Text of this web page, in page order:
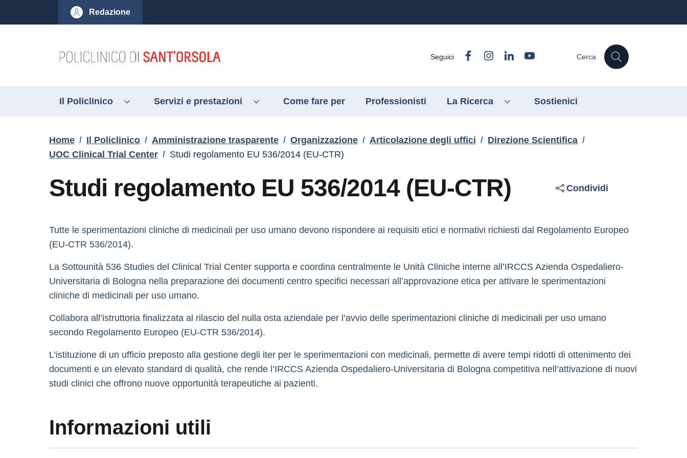
al contenuto principale
to footer content
Redazione
Seguici FacebookInstagram
Linkedin Cerca
Il Policlinico Servizi e prestazioni Come fare per Professionisti La Ricerca Sostienici
Briciole di pane
Home / Il Policlinico / Amministrazione trasparente / Organizzazione / Articolazione degli uffici / Direzione Scientifica /
UOC Clinical Trial Center / Studi regolamento EU 536/2014 (EU-CTR)
Studi regolamento EU 536/2014 (EU-CTR) Condividi
Descrizione
Tutte le sperimentazioni cliniche di medicinali per uso umano devono rispondere ai requisiti etici e normativi richiesti dal Regolamento Europeo
(EU-CTR 536/2014).
La Sottounità 536 Studies del Clinical Trial Center supporta e coordina centralmente le Unità Cliniche interne all’IRCCS Azienda Ospedaliero-
Universitaria di Bologna nella preparazione dei documenti centro specifici necessari all’approvazione etica per attivare le sperimentazioni
cliniche di medicinali per uso umano.
Collabora all’istruttoria finalizzata al rilascio del nulla osta aziendale per l’avvio delle sperimentazioni cliniche di medicinali per uso umano
secondo Regolamento Europeo (EU-CTR 536/2014).
L’istituzione di un ufficio preposto alla gestione degli iter per le sperimentazioni con medicinali, permette di avere tempi ridotti di ottenimento dei
documenti e un elevato standard di qualità, che rende l’IRCCS Azienda Ospedaliero-Universitaria di Bologna competitiva nell’attivazione di nuovi
studi clinici che offrono nuove opportunità terapeutiche ai pazienti.
Informazioni utili